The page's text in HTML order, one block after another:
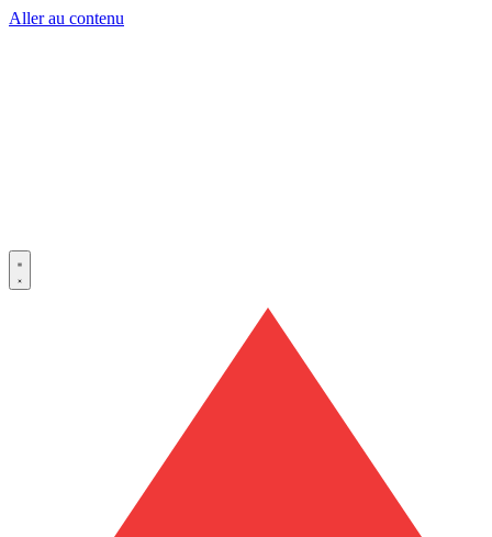
Aller au contenu